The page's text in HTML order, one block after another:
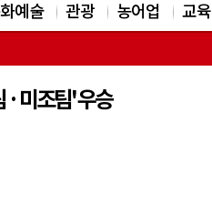
예술 관광 농어업 교육
미조팀' 우승